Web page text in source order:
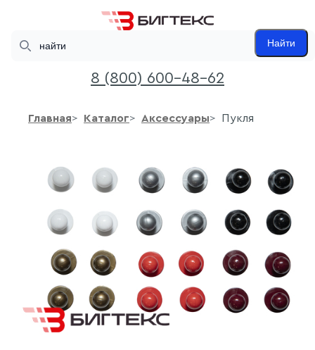
Найти
8 (800) 600-48-62
Главная Каталог Аксессуары Пукля